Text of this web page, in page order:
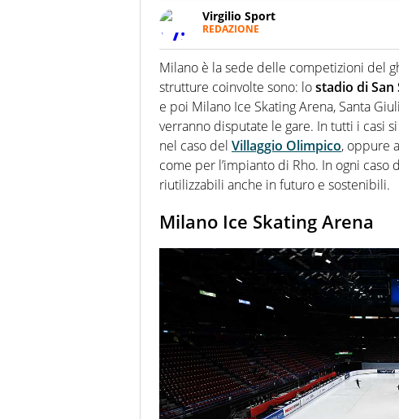
Virgilio Sport
REDAZIONE
sport. Calcio, calciomercato, F1,
Virgilio Sport i tifosi e gli
completa e zero faziosità. La
esperti di sport abili sia nel gioco
rilanciano verso la rete, sia nella
100% originali ed esclusivi.
Milano è la sede delle competizioni del
strutture coinvolte sono: lostadio di San
e poi Milano Ice Skating Arena, Santa
verranno disputate le gare. In tutti i casi
nel caso del Villaggio Olimpico, oppure
come per l’impianto di Rho. In ogni
riutilizzabili anche in futuro e sostenibili.
Milano Ice Skating Arena